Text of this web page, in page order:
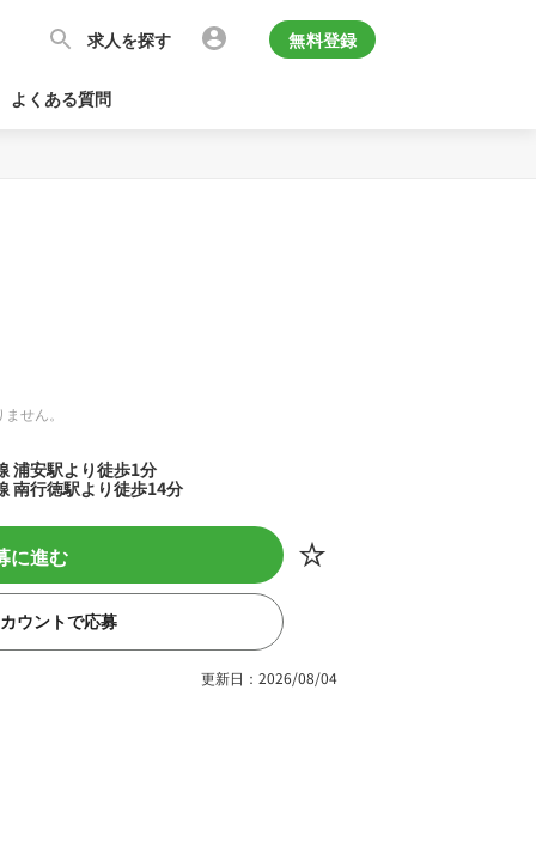
求人を探す 無料登録
よくある質問
せん。
浦安駅より徒歩1分
南行徳駅より徒歩14分
に進む
ウントで応募
更新日：2026/08/04